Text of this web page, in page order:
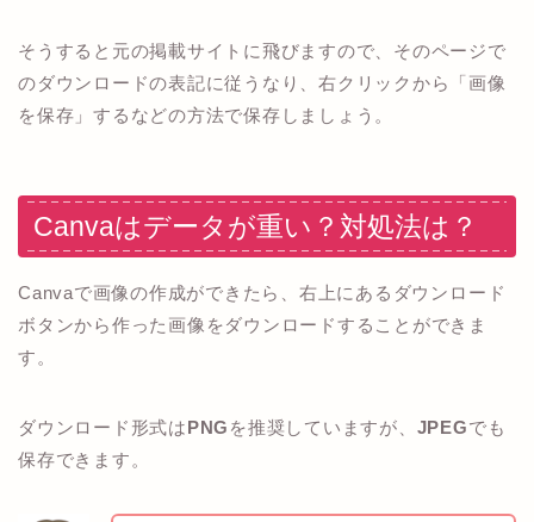
そうすると元の掲載サイトに飛びますので、そのページで
のダウンロードの表記に従うなり、右クリックから「画像
を保存」するなどの方法で保存しましょう。
Canvaはデータが重い？対処法は？
Canvaで画像の作成ができたら、右上にあるダウンロード
ボタンから作った画像をダウンロードすることができま
す。
ダウンロード形式は PNG を推奨していますが、 JPEGでも
保存できます。